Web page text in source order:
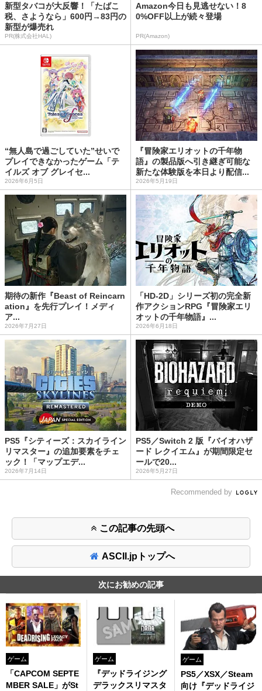
新型タバコが大反響！「たばこ
税、さようなら」600円→83円の
新型が爆売れ
PR(株式会社HAL)
Amazon今日も見逃せない！8
0%OFF以上が続々登場
PR(Amazon)
“無人島で過ごしていた”せいで
プレイできなかったゲーム「テ
イルズ オブ グレイセ...
2026年6月5日
『冒険家エリオットの千年物
語』の製品版へ引き継ぎ可能な
新たな体験版を本日より配信...
2026年5月19日
期待の新作『Beast of Reincarn
ation』を先行プレイ！メディ
ア...
2026年7月27日
「HD-2D」シリーズ初の完全新
作アクションRPG『冒険家エリ
オットの千年物語』...
2026年6月18日
PS5『シティーズ：スカイライン
リマスター』の追加要素をチェ
ック！「マップエデ...
2026年7月14日
PS5／Switch 2 版『バイオハザ
ード レクイエム』が期間限定セ
ールで20...
2026年5月27日
Recommended by
この記事の先頭へ
ASCII.jpトップへ
次にお勧めの記事
ゲーム
「CAPCOM SEPTE
MBER SALE」がSt
ゲーム
『デッドライジング
デラックスリマスタ
ゲーム
PS5／XSX／Steam
向け『デッドライジ